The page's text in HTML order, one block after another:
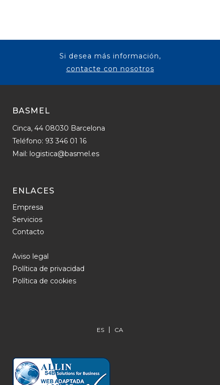
Si desea más información,
contacte con nosotros
BASMEL
Cinca, 44 08030 Barcelona
Teléfono: 93 346 01 16
Mail: logistica@basmel.es
ENLACES
Empresa
Servicios
Contacto
Aviso legal
Política de privacidad
Política de cookies
ES CA